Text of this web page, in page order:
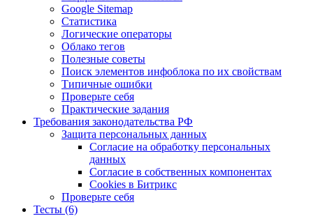
Google Sitemap
Статистика
Логические операторы
Облако тегов
Полезные советы
Поиск элементов инфоблока по их свойствам
Типичные ошибки
Проверьте себя
Практические задания
Требования законодательства РФ
Защита персональных данных
Согласие на обработку персональных
данных
Согласие в собственных компонентах
Cookies в Битрикс
Проверьте себя
Тесты (6)